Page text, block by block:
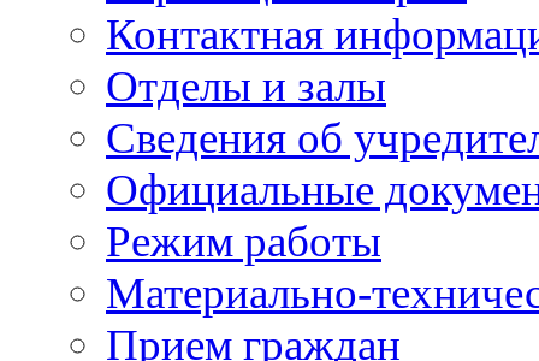
Контактная
Отделы и залы
Сведения об
Официальные
Режим работы
Материально-
Прием граждан